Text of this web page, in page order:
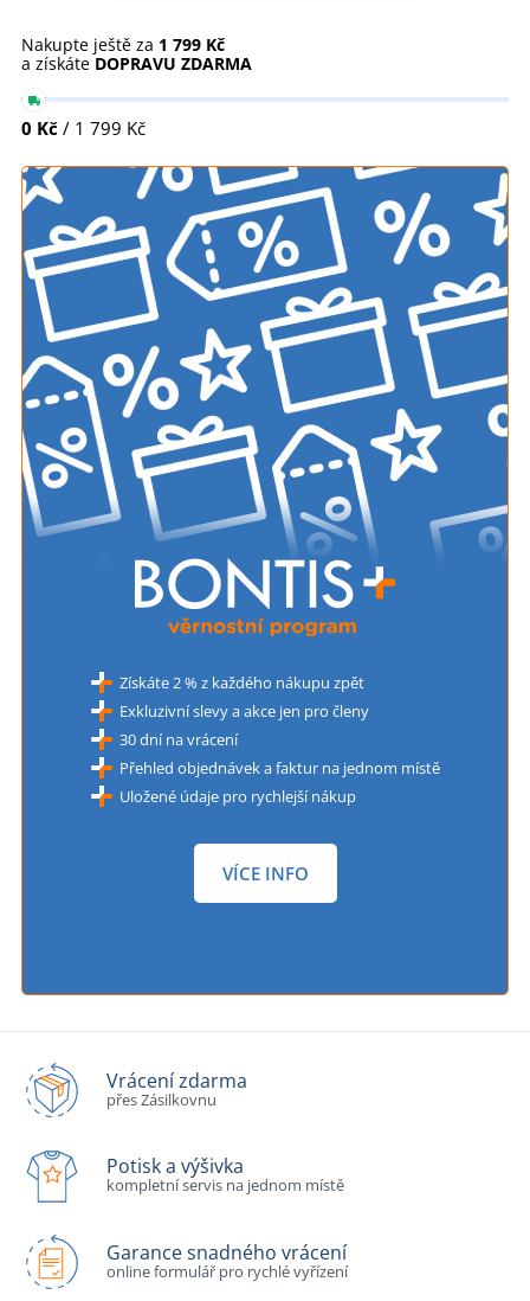
Nakupte ještě za 1 799 Kč
a získáte DOPRAVU ZDARMA
0 Kč / 1 799 Kč
Získáte 2 % z každého nákupu zpět
Exkluzivní slevy a akce jen pro členy
30 dní na vrácení
Přehled objednávek a faktur na jednom místě
Uložené údaje pro rychlejší nákup
VÍCE INFO
Vrácení zdarma
přes Zásilkovnu
Potisk a výšivka
kompletní servis na jednom místě
Garance snadného vrácení
online formulář pro rychlé vyřízení